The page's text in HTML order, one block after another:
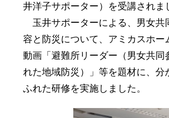
井洋子サポーター）を受講されま
玉井サポーターによる、男女共
容と防災について、アミカスホー
動画「避難所リーダー（男女共同
れた地域防災）」等を題材に、分
ふれた研修を実施しました。